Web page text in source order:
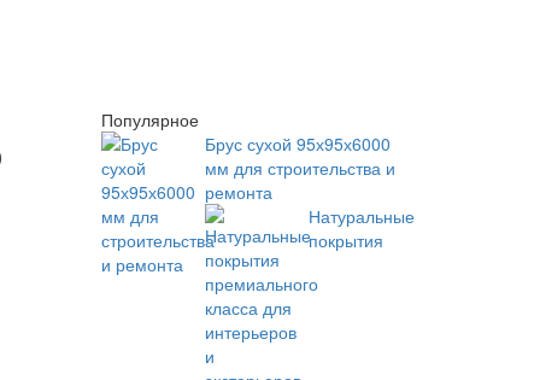
Популярное
Брус сухой 95х95х6000
мм для строительства и
ремонта
Натуральные
покрытия